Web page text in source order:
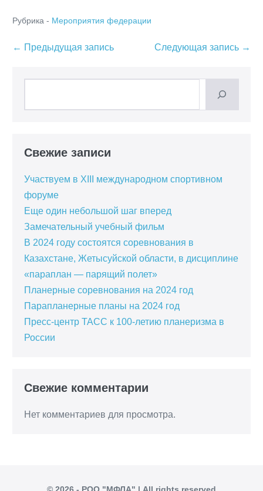
Рубрика - Мероприятия федерации
Навигация
записям
← Предыдущая запись Следующая запись →
Свежие записи
Участвуем в XIII международном спортивном
форуме
Еще один небольшой шаг вперед
Замечательный учебный фильм
В 2024 году состоятся соревнования в
Казахстане, Жетысуйской области, в дисциплине
«параплан — парящий полет»
Планерные соревнования на 2024 год
Парапланерные планы на 2024 год
Пресс-центр ТАСС к 100-летию планеризма в
России
Свежие комментарии
Нет комментариев для просмотра.